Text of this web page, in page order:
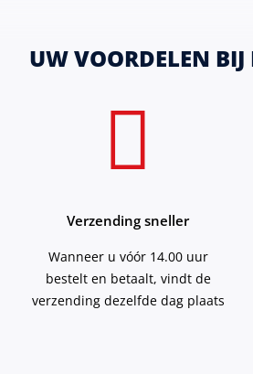
UW VOORDELEN
Verzending sneller
Wanneer u vóór 14.00 uur
bestelt en betaalt, vindt de
verzending dezelfde dag plaats